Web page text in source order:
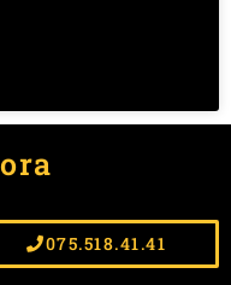
075.518.41.41